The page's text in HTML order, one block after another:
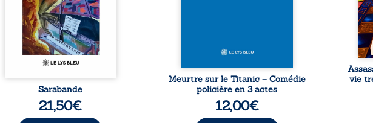
sarabande, passionnée souvent,
Sarabande
21,50€
Meurtre sur le Titanic – Comédie
policière en 3 actes
12,00€
vie